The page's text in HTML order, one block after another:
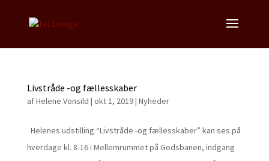
Livstråde -og fællesskaber
afHelene Vonsild | okt 1, 2019| Nyheder
Helenes udstilling “Livstråde -og fællesskaber” kan ses på
hverdage kl. 8-16 i Mellemrummet på Godsbanen, indgang